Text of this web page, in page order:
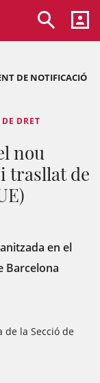
DE NOTIFICACIÓ
DRET
nou
trasllat de
en el
Barcelona
de la Secció de